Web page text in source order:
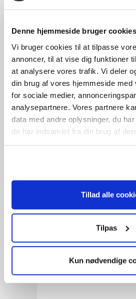
Denne hjemmeside bruger cookies
Vi bruger cookies til at tilpasse
annoncer, til at vise dig funktioner
at analysere vores trafik. Vi deler
din brug af vores hjemmeside med
for sociale medier,
analysepartnere. Vores partnere
data med andre oplysninger, du
de har indsamlet fra din brug af
Tillad alle
Tilpas
Kun nødvendige
Sidehængt
kr.
Tilføj til kurv
B149cm /H152cm 1